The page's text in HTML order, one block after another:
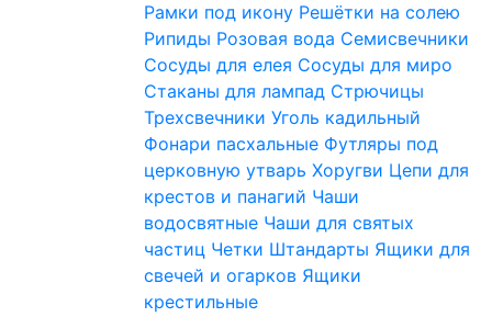
Рамки под икону Решётки на солею
Рипиды Розовая вода Семисвечники
Сосуды для елея Сосуды для миро
Стаканы для лампад Стрючицы
Трехсвечники Уголь кадильный
Фонари пасхальные Футляры под
церковную утварь Хоругви Цепи для
крестов и панагий Чаши
водосвятные Чаши для святых
частиц Четки Штандарты Ящики для
свечей и огарков Ящики
крестильные